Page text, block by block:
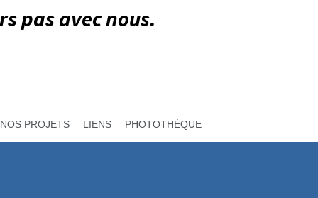
pas avec nous.
NOS PROJETS LIENS PHOTOTHÈQUE